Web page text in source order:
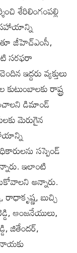
శేరిలింగంపల్లి
సహాయాన్ని
జీహెచ్ఎంసీ,
సరఫరా
ఇద్దరు వ్యక్తులు
రాష్ట్ర
డిమాండ్
మెరుగైన
సస్పెండ్
ఇలాంటి
అన్నారు.
బుచ్చి
ఆంజనేయులు,
జితేందర్,